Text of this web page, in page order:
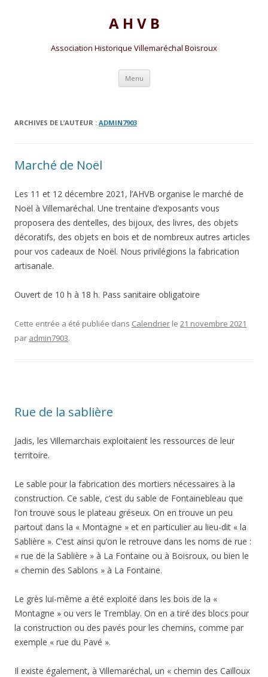
A H V B
Association Historique Villemaréchal Boisroux
Menu Aller
contenu
ARCHIVES DE L’AUTEUR : ADMIN7903
Marché de Noël
Les 11 et 12 décembre 2021, l’AHVB organise le marché de
Noël à Villemaréchal. Une trentaine d’exposants vous
proposera des dentelles, des bijoux, des livres, des objets
décoratifs, des objets en bois et de nombreux autres articles
pour vos cadeaux de Noël. Nous privilégions la fabrication
artisanale.
Ouvert de 10 h à 18 h. Pass sanitaire obligatoire
Cette entrée a été publiée dans Calendrier le 21 novembre 2021
par admin7903.
Rue de la sablière
Jadis, les Villemarchais exploitaient les ressources de leur
territoire.
Le sable pour la fabrication des mortiers nécessaires à la
construction. Ce sable, c’est du sable de Fontainebleau que
l’on trouve sous le plateau gréseux. On en trouve un peu
partout dans la « Montagne » et en particulier au lieu-dit « la
Sablière ». C’est ainsi qu’on le retrouve dans les noms de rue :
« rue de la Sablière » à La Fontaine ou à Boisroux, ou bien le
« chemin des Sablons » à La Fontaine.
Le grès lui-même a été exploité dans les bois de la «
Montagne » ou vers le Tremblay. On en a tiré des blocs pour
la construction ou des pavés pour les chemins, comme par
exemple « rue du Pavé ».
Il existe également, à Villemaréchal, un « chemin des Cailloux